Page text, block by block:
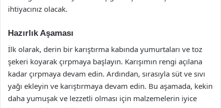
ihtiyacınız olacak.
Hazırlık Aşaması
İlk olarak, derin bir karıştırma kabında yumurtaları ve toz
şekeri koyarak çırpmaya başlayın. Karışımın rengi açılana
kadar çırpmaya devam edin. Ardından, sırasıyla süt ve sıvı
yağı ekleyin ve karıştırmaya devam edin. Bu aşamada, kekin
daha yumuşak ve lezzetli olması için malzemelerin iyice